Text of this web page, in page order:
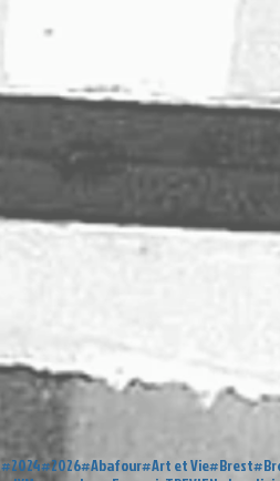
#2024#2026#Abafour#Art et Vie#Brest